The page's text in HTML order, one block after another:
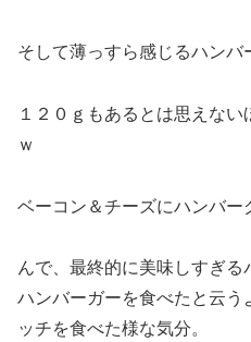
そして薄っすら感じるハンバ
１２０ｇもあるとは思えな
ｗ
ベーコン＆チーズにハンバー
んで、最終的に美味しすぎ
ハンバーガーを食べたと云う
ッチを食べた様な気分。